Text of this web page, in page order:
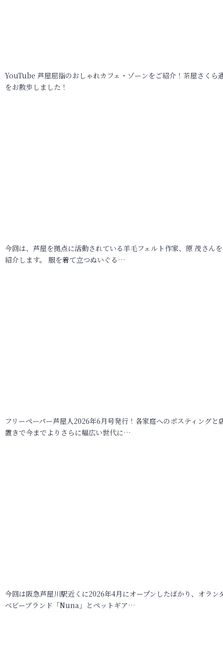
YouTube 芦屋屈指のおしゃれカフェ・ゾーンをご紹介！茶屋さくら
をお散歩しました！
今回は、芦屋を拠点に活動されている羊毛フェルト作家、原 茂さん
紹介します。 服を着て立つぬいぐる…
フリーペーパー芦屋人2026年6月号発行！各家庭へのポスティングと
置きで今までよりさらに幅広い世代に…
今回は阪急芦屋川駅近くに2026年4月にオープンしたばかり、オラン
ベビーブランド「Nuna」とペットギア…